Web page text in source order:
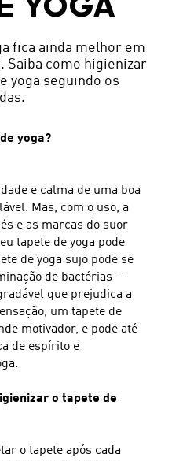
YOGA
fica ainda melhor em
Saiba como higienizar
yoga seguindo os
yoga?
e calma de uma boa
Mas, com o uso, a
e as marcas do suor
tapete de yoga pode
de yoga sujo pode se
de bactérias —
que prejudica a
um tapete de
motivador, e pode até
de espírito e
o tapete de
o tapete após cada